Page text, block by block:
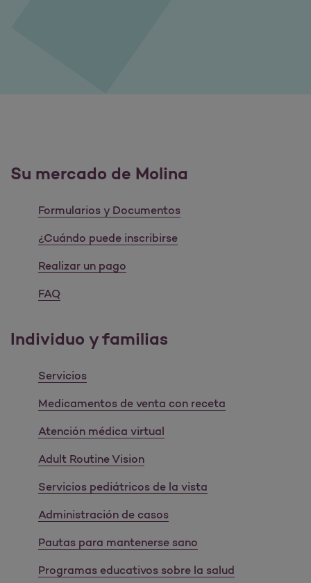
Su mercado de Molina
Formularios y Documentos
¿Cuándo puede inscribirse
Realizar un pago
FAQ
Individuo y familias
Servicios
Medicamentos de venta con receta
Atención médica virtual
Adult Routine Vision
Servicios pediátricos de la vista
Administración de casos
Pautas para mantenerse sano
Programas educativos sobre la salud